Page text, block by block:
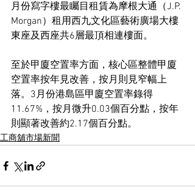
月份寫字樓最矚目租賃為摩根大通（J.P.
Morgan）租用西九文化區藝術廣場大樓
東座及西座共6層最頂相連樓面。
至於甲廈空置率方面，核心區整體甲廈
空置率按年見改善，按月則見窄幅上
落。3月份港島區甲廈空置率錄得
11.67%，按月微升0.03個百分點，按年
則顯著改善約2.17個百分點。
工商舖市場新聞